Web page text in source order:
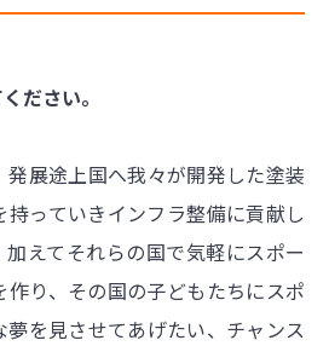
ださい。
発展途上国へ我々が開発した塗装
っていきインフラ整備に貢献し
えてそれらの国で気軽にスポー
り、その国の子どもたちにスポ
を見させてあげたい、チャンス